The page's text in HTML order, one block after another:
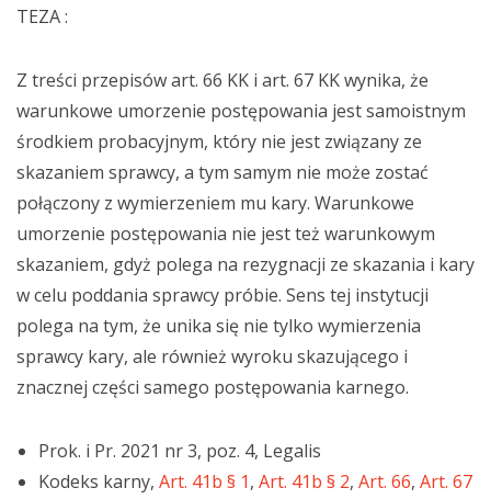
TEZA :
Z treści przepisów art. 66 KK i art. 67 KK wynika, że
warunkowe umorzenie postępowania jest samoistnym
środkiem probacyjnym, który nie jest związany ze
skazaniem sprawcy, a tym samym nie może zostać
połączony z wymierzeniem mu kary. Warunkowe
umorzenie postępowania nie jest też warunkowym
skazaniem, gdyż polega na rezygnacji ze skazania i kary
w celu poddania sprawcy próbie. Sens tej instytucji
polega na tym, że unika się nie tylko wymierzenia
sprawcy kary, ale również wyroku skazującego i
znacznej części samego postępowania karnego.
Prok. i Pr. 2021 nr 3, poz. 4, Legalis
Kodeks karny, Art. 41b § 1, Art. 41b § 2, Art. 66, Art. 67